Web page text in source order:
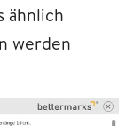
ähnlich
werden